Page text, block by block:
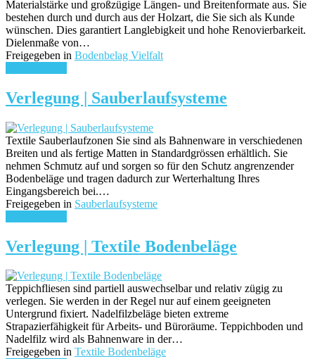
Materialstärke und großzügige Längen- und Breitenformate aus. Sie
bestehen durch und durch aus der Holzart, die Sie sich als Kunde
wünschen. Dies garantiert Langlebigkeit und hohe Renovierbarkeit.
Dielenmaße von…
Freigegeben in Bodenbelag Vielfalt
Verlegung | Sauberlaufsysteme
Textile Sauberlaufzonen Sie sind als Bahnenware in verschiedenen
Breiten und als fertige Matten in Standardgrössen erhältlich. Sie
nehmen Schmutz auf und sorgen so für den Schutz angrenzender
Bodenbeläge und tragen dadurch zur Werterhaltung Ihres
Eingangsbereich bei.…
Freigegeben in Sauberlaufsysteme
Verlegung | Textile Bodenbeläge
Teppichfliesen sind partiell auswechselbar und relativ zügig zu
verlegen. Sie werden in der Regel nur auf einem geeigneten
Untergrund fixiert. Nadelfilzbeläge bieten extreme
Strapazierfähigkeit für Arbeits- und Büroräume. Teppichboden und
Nadelfilz wird als Bahnenware in der…
Freigegeben in Textile Bodenbeläge